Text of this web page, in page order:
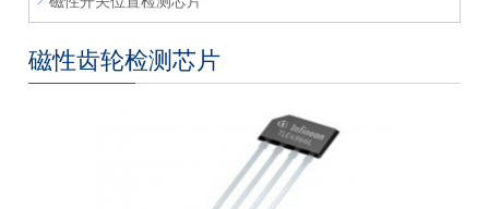
磁性齿轮检测芯片